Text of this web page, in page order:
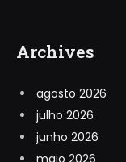
Archives
agosto 2026
julho 2026
junho 2026